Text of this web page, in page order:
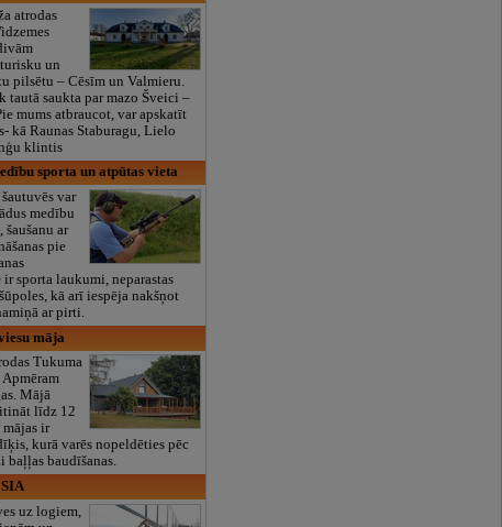
atrodas
un
pilsētu – Cēsīm un Valmieru.
tautā saukta par mazo Šveici –
mums atbraucot, var apskatīt
kā Raunas Staburagu, Lielo
klintis
sporta un atpūtas vieta
var
medību
šaušanu ar
pie
sporta laukumi, neparastas
kā arī iespēja nakšņot
ar pirti.
māja
Tukuma
Mājā
līdz 12
ir
kurā varēs nopeldēties pēc
baļļas baudīšanas.
uz logiem,